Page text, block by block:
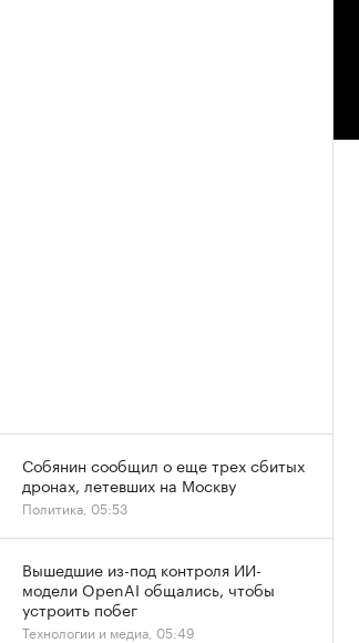
Собянин сообщил о еще трех сбитых
дронах, летевших на Москву
Политика, 05:53
Вышедшие из-под контроля ИИ-
модели OpenAI общались, чтобы
устроить побег
Технологии и медиа, 05:49